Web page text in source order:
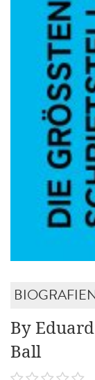
By
Ball